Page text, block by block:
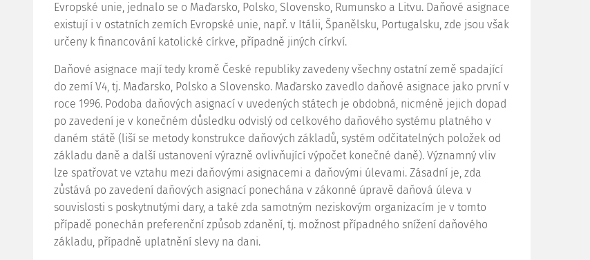
Evropské unie, jednalo se o Maďarsko, Polsko, Slovensko, Rumunsko a Litvu. Daňové asignace
existují i v ostatních zemích Evropské unie, např. v Itálii, Španělsku, Portugalsku, zde jsou však
určeny k financování katolické církve, případně jiných církví.
Daňové asignace mají tedy kromě České republiky zavedeny všechny ostatní země spadající
do zemí V4, tj. Maďarsko, Polsko a Slovensko. Maďarsko zavedlo daňové asignace jako první v
roce 1996. Podoba daňových asignací v uvedených státech je obdobná, nicméně jejich dopad
po zavedení je v konečném důsledku odvislý od celkového daňového systému platného v
daném státě (liší se metody konstrukce daňových základů, systém odčitatelných položek od
základu daně a další ustanovení výrazně ovlivňující výpočet konečné daně). Významný vliv
lze spatřovat ve vztahu mezi daňovými asignacemi a daňovými úlevami. Zásadní je, zda
zůstává po zavedení daňových asignací ponechána v zákonné úpravě daňová úleva v
souvislosti s poskytnutými dary, a také zda samotným neziskovým organizacím je v tomto
případě ponechán preferenční způsob zdanění, tj. možnost případného snížení daňového
základu, případně uplatnění slevy na dani.